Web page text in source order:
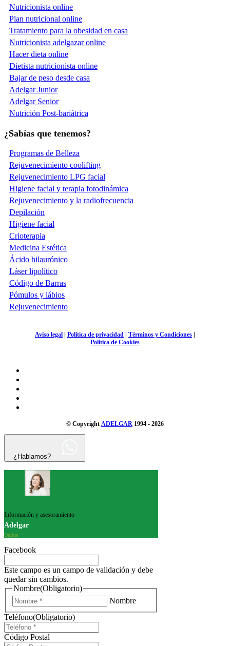
Nutricionista online
Plan nutricional online
Tratamiento para la obesidad en casa
Nutricionista adelgazar online
Hacer dieta online
Dietista nutricionista online
Bajar de peso desde casa
Adelgar Junior
Adelgar Senior
Nutrición Post-bariátrica
¿Sabías que tenemos?
Programas de Belleza
Rejuvenecimiento coolifting
Rejuvenecimiento LPG facial
Higiene facial y terapia fotodinámica
Rejuvenecimiento y la radiofrecuencia
Depilación
Higiene facial
Crioterapia
Medicina Estética
Ácido hilaurónico
Láser lipolítico
Código de Barras
Pómulos y lábios
Rejuvenecimiento
Aviso legal | Política de privacidad | Términos y Condiciones |
Política de Cookies
© Copyright ADELGAR 1994 - 2026
¿Hablamos?
Información y asesoramiento
Adelgar
Online
Facebook
Este campo es un campo de validación y debe
quedar sin cambios.
Nombre(Obligatorio)
Nombre
Teléfono(Obligatorio)
Código Postal